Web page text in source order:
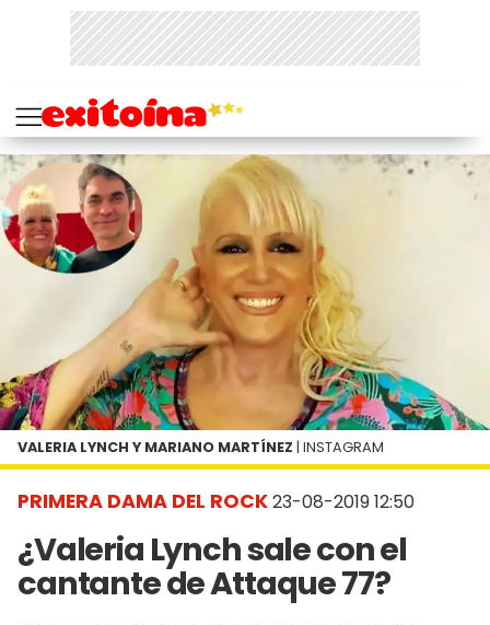
PRIMERA DAMA DEL ROCK23-08-2019 12:50
¿Valeria Lynch sale con el
cantante de Attaque 77?
VALERIA LYNCH Y MARIANO MARTÍNEZ | INSTAGRAM